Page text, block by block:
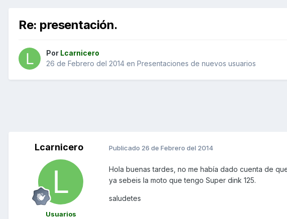
Re: presentación.
Por Lcarnicero
26 de Febrero del 2014 en Presentaciones de nuevos usuarios
Lcarnicero
Usuarios
Publicado 26 de Febrero del 2014
Hola buenas tardes, no me había dado cuenta de
ya sebeis la moto que tengo Super dink 125.
saludetes